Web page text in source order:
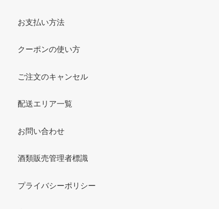
お支払い方法
クーポンの使い方
ご注文のキャンセル
配送エリア一覧
お問い合わせ
酒類販売管理者標識
プライバシーポリシー